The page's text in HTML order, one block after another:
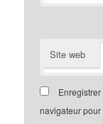
Site web
navigateur